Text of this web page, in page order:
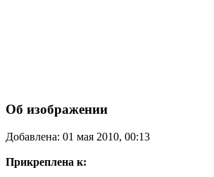
Об изображении
Добавлена: 01 мая 2010, 00:13
Прикреплена к: